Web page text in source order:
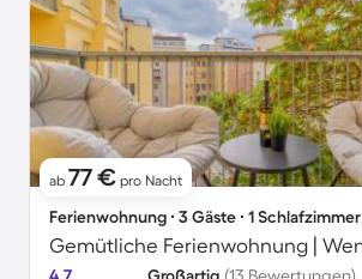
ab 77 € pro Nacht
Ferienwohnung ∙ 3 Gäste ∙ 1 Schlafzimmer